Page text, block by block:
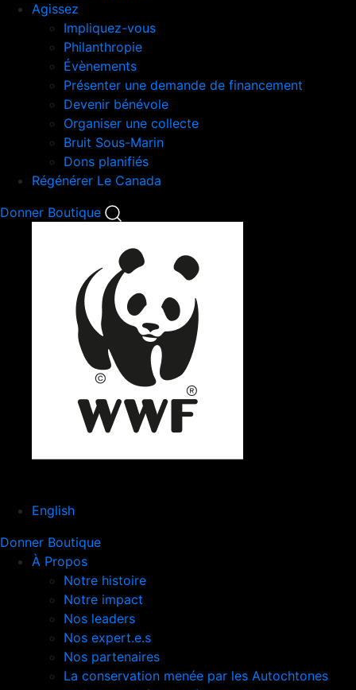
Agissez
Impliquez-vous
Philanthropie
Évènements
Présenter une demande de financement
Devenir bénévole
Organiser une collecte
Bruit Sous-Marin
Dons planifiés
Régénérer Le Canada
Donner Boutique
English
Donner Boutique
À Propos
Notre histoire
Notre impact
Nos leaders
Nos expert.e.s
Nos partenaires
La conservation menée par les Autochtones